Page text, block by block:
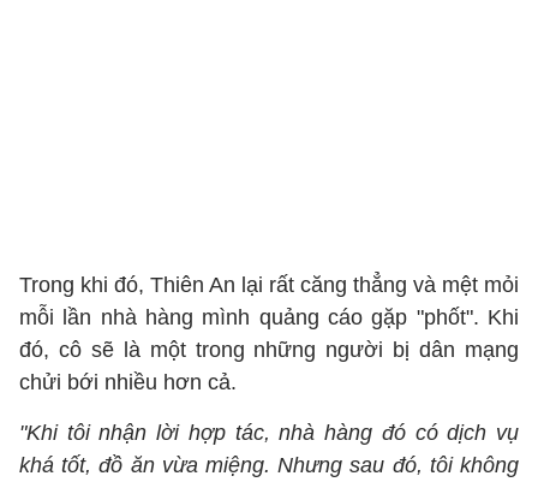
Trong khi đó, Thiên An lại rất căng thẳng và mệt mỏi
mỗi lần nhà hàng mình quảng cáo gặp "phốt". Khi
đó, cô sẽ là một trong những người bị dân mạng
chửi bới nhiều hơn cả.
"Khi tôi nhận lời hợp tác, nhà hàng đó có dịch vụ
khá tốt, đồ ăn vừa miệng. Nhưng sau đó, tôi không